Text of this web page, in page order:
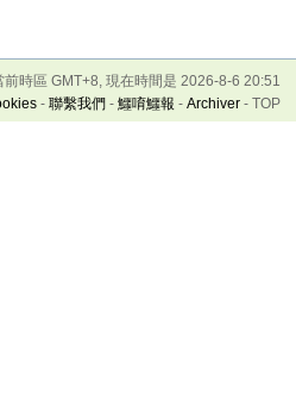
前時區 GMT+8, 現在時間是 2026-8-6 20:51
- 聯繫我們 - 鱷唷鱷報 - Archiver- TOP